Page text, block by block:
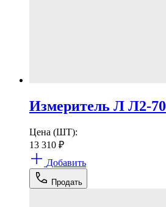
Измеритель Л Л2-70
Цена (ШТ):
13 310 ₽
Добавить
Продать